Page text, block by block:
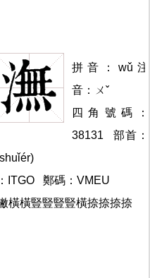
拼音：wǔ注
音：ㄨˇ
四角號碼：
38131 部首：
ITGO 鄭碼：VMEU
橫橫豎豎豎豎橫捺捺捺捺